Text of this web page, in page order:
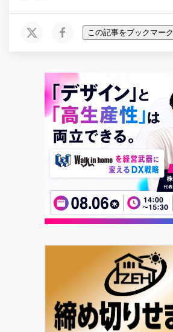
この記事をブックマーク